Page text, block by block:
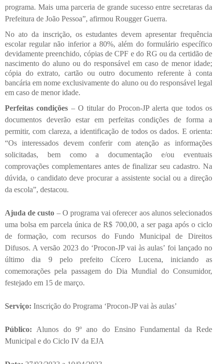
programa. Mais uma parceria de grande sucesso entre secretaras da
Prefeitura de João Pessoa”, afirmou Rougger Guerra.
No ato da inscrição, os estudantes devem apresentar frequência
escolar regular não inferior a 80%, além do formulário específico
devidamente preenchido, cópias de CPF e do RG ou da certidão de
nascimento do aluno ou do responsável em caso de menor idade;
cópia do extrato, cartão ou outro documento referente à conta
bancária em nome exclusivamente do aluno ou do responsável legal
em caso de menor idade.
Perfeitas condições – O titular do Procon-JP alerta que todos os
documentos deverão estar em perfeitas condições de forma a
permitir, com clareza, a identificação de todos os dados. E orienta:
“Os interessados devem conferir com atenção as informações
solicitadas, bem como a documentação e/ou eventuais
comprovações complementares antes de finalizar seu cadastro. Na
dúvida, o candidato deve procurar a assistente social ou a direção
da escola”, destacou.
Ajuda de custo – O programa vai oferecer aos alunos selecionados
uma bolsa em parcela única de R$ 700,00, a ser paga após o ciclo
de formação, com recursos do Fundo Municipal de Direitos
Difusos. A versão 2023 do ‘Procon-JP vai às aulas’ foi lançado no
último dia 9 pelo prefeito Cícero Lucena, iniciando as
comemorações pela passagem do Dia Mundial do Consumidor,
festejado em 15 de março.
Serviço: Inscrição do Programa ‘Procon-JP vai às aulas’
Público: Alunos do 9º ano do Ensino Fundamental da Rede
Municipal e do Ciclo IV da EJA